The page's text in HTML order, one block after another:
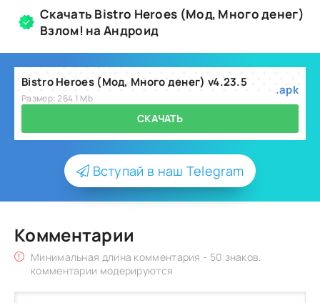
Скачать Bistro Heroes (Мод, Много денег)
Взлом! на Андроид
Bistro Heroes (Мод, Много денег) v4.23.5
Размер: 264.1 Mb
.apk
СКАЧАТЬ
Вступай в наш Telegram
Комментарии
Минимальная длина комментария - 50 знаков.
комментарии модерируются